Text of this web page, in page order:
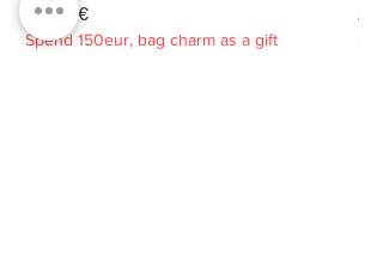
Kaina
25,00 €
Spend 150eur, bag charm as a gift